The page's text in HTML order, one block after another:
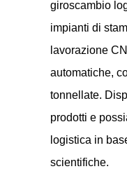
giroscambio
impianti di
lavorazione
automatiche,
tonnellate.
prodotti e
logistica in
scientifiche.